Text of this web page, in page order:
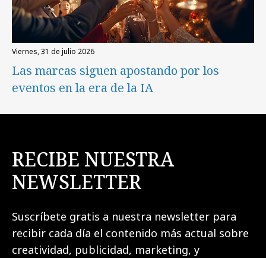
viernes, 31 de julio 2026
Las marcas siguen apostando por los
eventos en la era de la IA
RECIBE NUESTRA
NEWSLETTER
Suscríbete gratis a nuestra newsletter para
recibir cada día el contenido más actual sobre
creatividad, publicidad, marketing, y